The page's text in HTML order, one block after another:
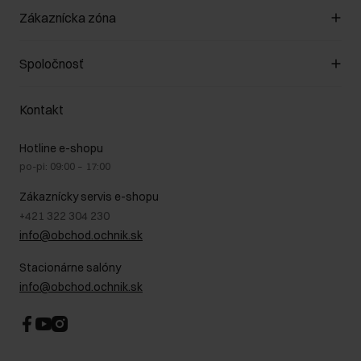
Spravovať súbory cookie
Spôsob platby
Vrátenie
Zákaznícka zóna
Zákazníky klub
Pravidlá propagácie
Starostlivosť o kožu
Bezpečné nakupovanie
Blog
Najčastejšie kladené otázky (FAQ)
Spoločnosť
O nás
GDPR - Zásady ochrany osobných údajov
Právne informácie
Kontakt
Hotline e-shopu
po-pi: 09:00 – 17:00
Zákaznícky servis e-shopu
+421 322 304 230
info@obchod.ochnik.sk
Stacionárne salóny
info@obchod.ochnik.sk